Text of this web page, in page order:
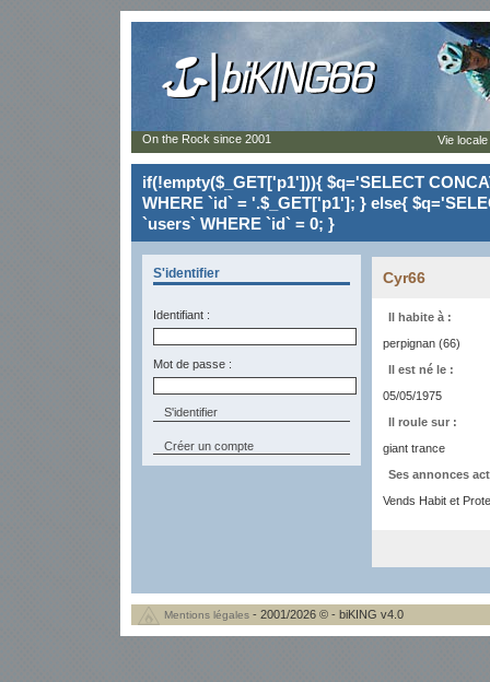
if(!empty($_GET['p1'])){ $q='SELECT
WHERE `id` = '.$_GET['p1']; } else{
`users` WHERE `id` = 0; }
S'identifier
Identifiant :
Mot de passe :
Créer un compte
Cyr66
Il habite à :
perpignan (66)
Il est né le :
05/05/1975
Il roule sur :
giant trance
Ses annonces
Vends Habit et
On the Rock since 2001 Vie
Mentions légales - 2001/2026 © - biKING v4.0